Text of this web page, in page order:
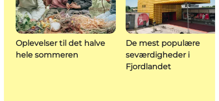
Oplevelser til det halve
hele sommeren
De mest populære
seværdigheder i
Fjordlandet